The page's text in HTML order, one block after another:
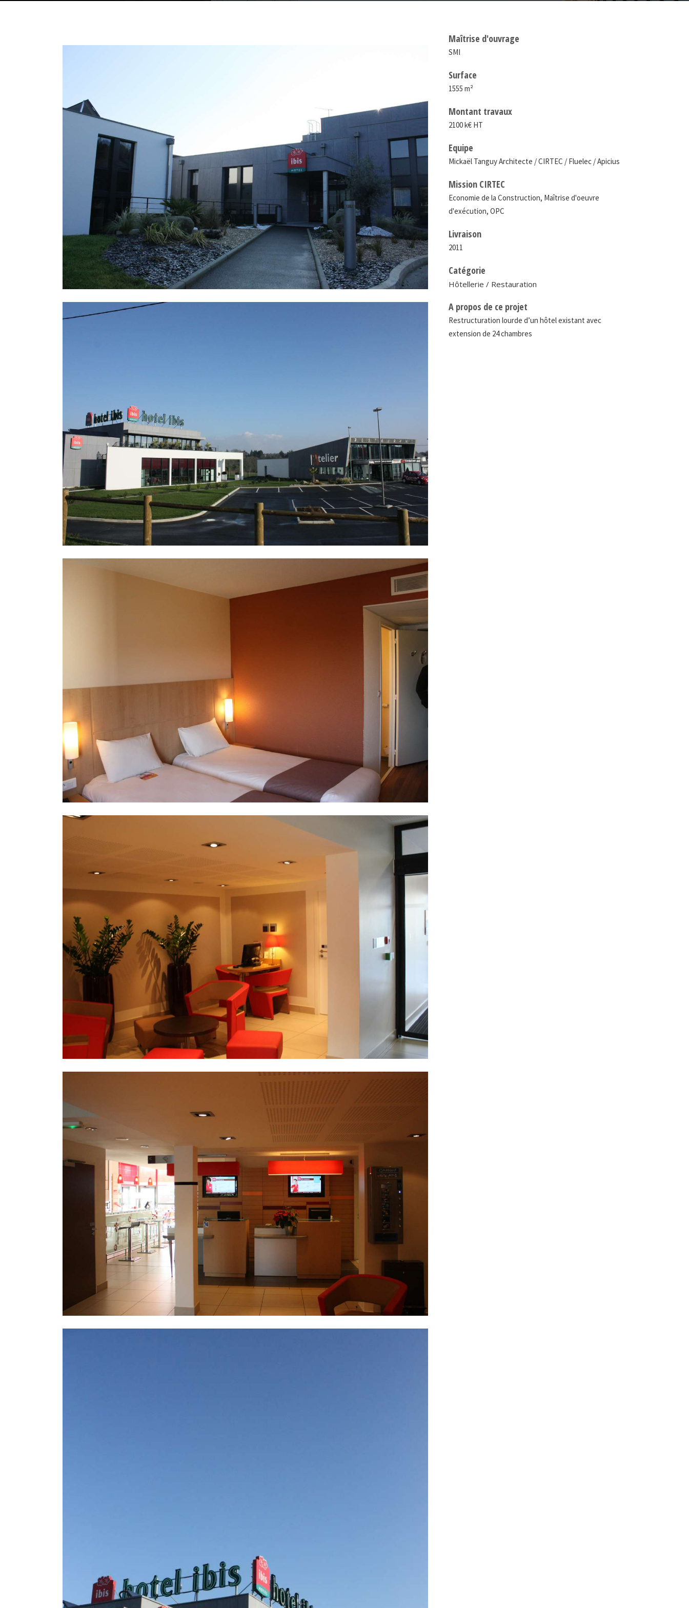
Maîtrise d'ouvrage
SMI
Surface
1555 m²
Montant travaux
2100 k€ HT
Equipe
Mickaël Tanguy Architecte / CIRTEC / Fluelec / Apicius
Mission CIRTEC
Economie de la Construction, Maîtrise d'oeuvre
d'exécution, OPC
Livraison
2011
Catégorie
Hôtellerie / Restauration
A propos de ce projet
Restructuration lourde d’un hôtel existant avec
extension de 24 chambres